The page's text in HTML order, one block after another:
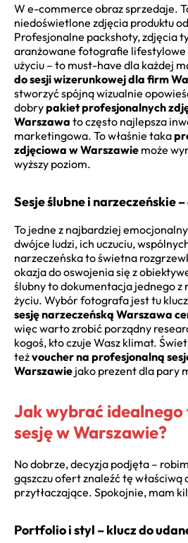
W e-commerce obraz sprzedaje.
niedoświetlone zdjęcia produktu
Profesjonalne packshoty, zdjęcia
aranżowane fotografie lifestylowe
użyciu – to must-have dla każdej
do sesji wizerunkowej dla firm
stworzyć spójną wizualnie
dobrypakiet profesjonalnych
Warszawa to często najlepsza
marketingowa. To właśnie taka
zdjęciowa w Warszawie może
wyższy poziom.
Sesje ślubne i narzeczeńskie
To jedne z najbardziej
dwójce ludzi, ich uczuciu,
narzeczeńska to świetna
okazja do oswojenia się z
ślubny to dokumentacja jednego z
życiu. Wybór fotografa jest tu
sesję narzeczeńską Warszawa
więc warto zrobić porządny
kogoś, kto czuje Wasz klimat.
teżvoucher na profesjonalną
Warszawie jako prezent dla pary
Jak wybrać
sesję w Warszawie?
No dobrze, decyzja podjęta –
gąszczu ofert znaleźć tę właściwą
przytłaczające. Spokojnie, mam
Portfolio i styl – klucz do